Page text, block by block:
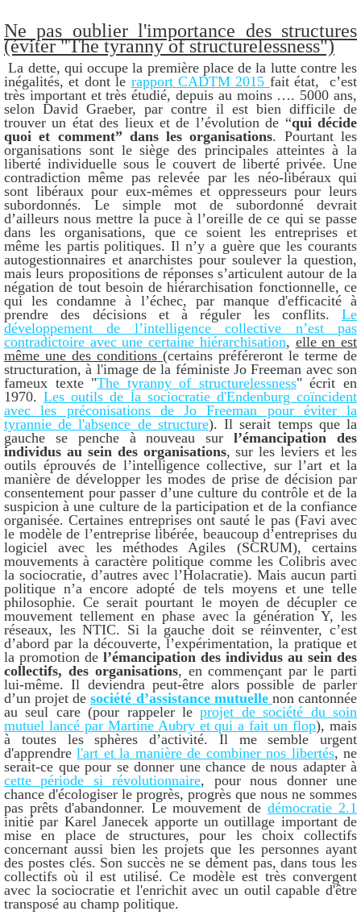
Ne pas oublier l'importance des structures
(éviter "The tyranny of structurelessness")
La dette, qui occupe la première place de la lutte contre les
inégalités, et dont le rapport CADTM 2015 fait état, c’est
très important et très étudié, depuis au moins …. 5000 ans,
selon David Graeber, par contre il est bien difficile de
trouver un état des lieux et de l’évolution de “qui décide
quoi et comment” dans les organisations. Pourtant les
organisations sont le siège des principales atteintes à la
liberté individuelle sous le couvert de liberté privée. Une
contradiction même pas relevée par les néo-libéraux qui
sont libéraux pour eux-mêmes et oppresseurs pour leurs
subordonnés. Le simple mot de subordonné devrait
d’ailleurs nous mettre la puce à l’oreille de ce qui se passe
dans les organisations, que ce soient les entreprises et
même les partis politiques. Il n’y a guère que les courants
autogestionnaires et anarchistes pour soulever la question,
mais leurs propositions de réponses s’articulent autour de la
négation de tout besoin de hiérarchisation fonctionnelle, ce
qui les condamne à l’échec, par manque d'efficacité à
prendre des décisions et à réguler les conflits. Le
développement de l’intelligence collective n’est pas
contradictoire avec une certaine hiérarchisation, elle en est
même une des conditions (certains préféreront le terme de
structuration, à l'image de la féministe Jo Freeman avec son
fameux texte "The tyranny of structurelessness" écrit en
1970.Les outils de la sociocratie d'Endenburg coïncident
avec les préconisations de Jo Freeman pour éviter la
tyrannie de l'absence de structure). Il serait temps que la
gauche se penche à nouveau sur l’émancipation des
individus au sein des organisations, sur les leviers et les
outils éprouvés de l’intelligence collective, sur l’art et la
manière de développer les modes de prise de décision par
consentement pour passer d’une culture du contrôle et de la
suspicion à une culture de la participation et de la confiance
organisée. Certaines entreprises ont sauté le pas (Favi avec
le modèle de l’entreprise libérée, beaucoup d’entreprises du
logiciel avec les méthodes Agiles (SCRUM), certains
mouvements à caractère politique comme les Colibris avec
la sociocratie, d’autres avec l’Holacratie). Mais aucun parti
politique n’a encore adopté de tels moyens et une telle
philosophie. Ce serait pourtant le moyen de décupler ce
mouvement tellement en phase avec la génération Y, les
réseaux, les NTIC. Si la gauche doit se réinventer, c’est
d’abord par la découverte, l’expérimentation, la pratique et
la promotion de l’émancipation des individus au sein des
collectifs, des organisations, en commençant par le parti
lui-même. Il deviendra peut-être alors possible de parler
d’un projet desociété d’assistance mutuelle non cantonnée
au seul care (pour rappeler leprojet de société du soin
mutuel lancé par Martine Aubry et qui a fait un flop), mais
à toutes les sphères d’activité. Il me semble urgent
d'apprendrel'art et la manière de combiner nos libertés, ne
serait-ce que pour se donner une chance de nous adapter à
cette période si révolutionnaire, pour nous donner une
chance d'écologiser le progrès, progrès que nous ne sommes
pas prêts d'abandonner. Le mouvement dedémocratie 2.1
initié par Karel Janecek apporte un outillage important de
mise en place de structures, pour les choix collectifs
concernant aussi bien les projets que les personnes ayant
des postes clés. Son succès ne se dément pas, dans tous les
collectifs où il est utilisé. Ce modèle est très convergent
avec la sociocratie et l'enrichit avec un outil capable d'être
transposé au champ politique.